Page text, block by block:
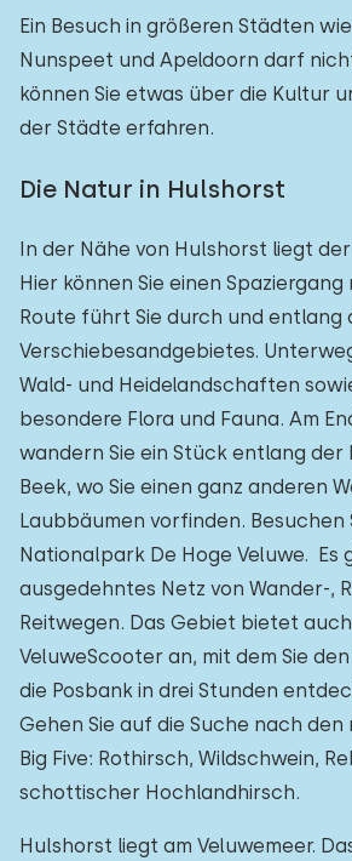
Ein Besuch in größeren Städten
Nunspeet und Apeldoorn darf
können Sie etwas über die Kultur
der Städte erfahren.
Die Natur in Hulshorst
In der Nähe von Hulshorst liegt
Hier können Sie einen Spaziergang
Route führt Sie durch und entlang
Verschiebesandgebietes.
Wald- und Heidelandschaften
besondere Flora und Fauna. Am
wandern Sie ein Stück entlang der
Beek, wo Sie einen ganz anderen
Laubbäumen vorfinden. Besuchen
Nationalpark De Hoge Veluwe. Es
ausgedehntes Netz von Wander-,
Reitwegen. Das Gebiet bietet
VeluweScooter an, mit dem Sie
die Posbank in drei Stunden
Gehen Sie auf die Suche nach
Big Five: Rothirsch, Wildschwein,
schottischer Hochlandhirsch.
Hulshorst liegt am Veluwemeer.